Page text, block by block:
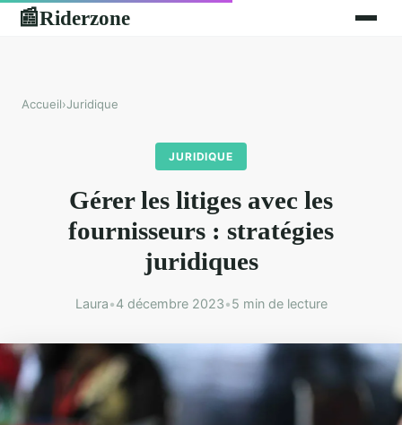
📰Riderzone
Accueil›Juridique
JURIDIQUE
Gérer les litiges avec les
fournisseurs : stratégies
juridiques
Laura•4 décembre 2023•5 min de lecture